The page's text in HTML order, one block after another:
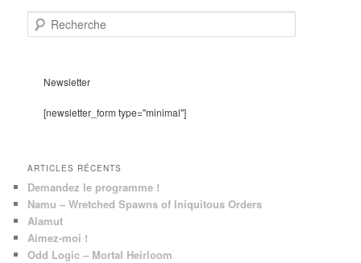
e
Newsletter
[newsletter_form type="minimal"]
ARTICLES RÉCENTS
Demandez le programme !
Namu – Wretched Spawns of Iniquitous Orders
Alamut
Aimez-moi !
Odd Logic – Mortal Heirloom